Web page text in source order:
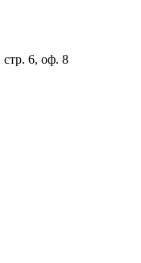
стр. 6, оф. 8